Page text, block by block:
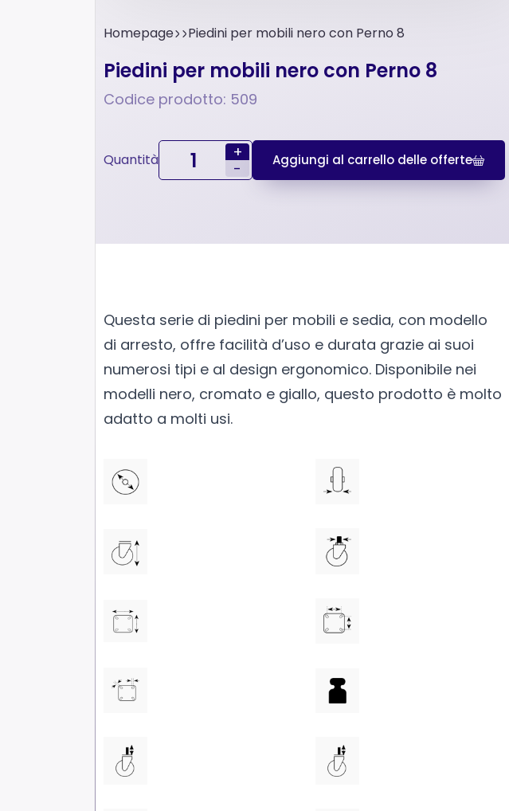
Homepage Piedini per mobili nero con Perno 8
Piedini per mobili nero con Perno 8
Codice prodotto: 509
Quantità
+
-
Aggiungi al carrello delle offerte
Questa serie di piedini per mobili e sedia, con modello
di arresto, offre facilità d’uso e durata grazie ai suoi
numerosi tipi e al design ergonomico. Disponibile nei
modelli nero, cromato e giallo, questo prodotto è molto
adatto a molti usi.